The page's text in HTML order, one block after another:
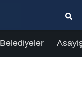
Belediyeler